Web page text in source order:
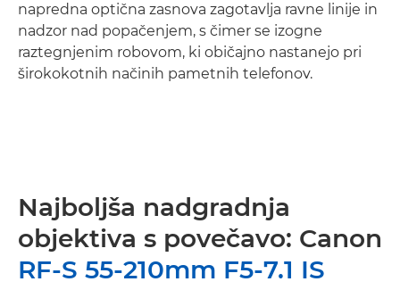
napredna optična zasnova zagotavlja ravne linije in
nadzor nad popačenjem, s čimer se izogne
raztegnjenim robovom, ki običajno nastanejo pri
širokokotnih načinih pametnih telefonov.
Najboljša nadgradnja
objektiva s povečavo: Canon
RF-S 55-210mm F5-7.1 IS